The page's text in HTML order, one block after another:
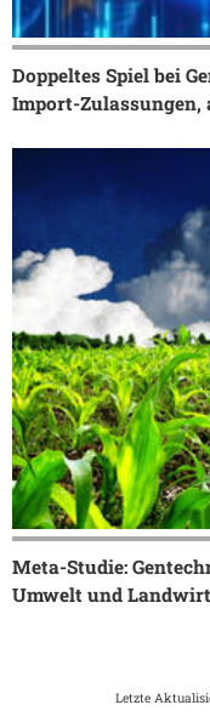
Doppeltes Spiel bei
Import-Zulassungen,
Meta-Studie:
Umwelt und
Letzte